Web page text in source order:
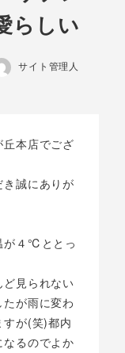
らしい
サイト管理人
本店でござ
誠にありが
が４℃ととっ
見られない
が雨に変わ
すが(笑)都内
るのでよか